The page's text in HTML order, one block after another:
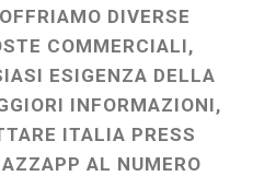
DIVERSE
COMMERCIALI,
ESIGENZA DELLA
INFORMAZIONI,
ITALIA PRESS
AL NUMERO